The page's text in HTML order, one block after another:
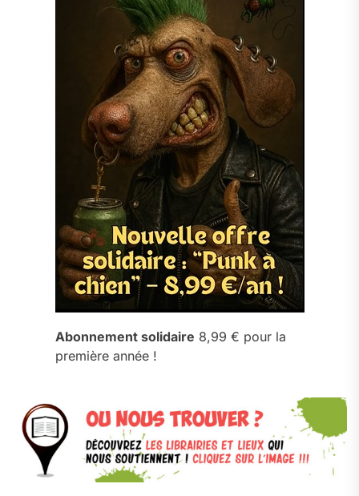
Abonnement solidaire 8,99 € pour la
première année !